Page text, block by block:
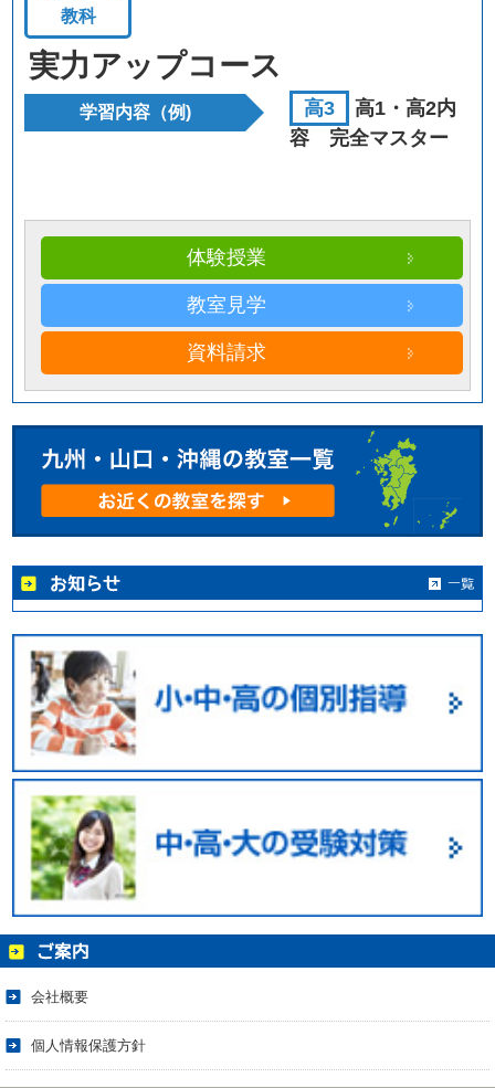
教科
実力アップコース
学習内容（例) 高3
高1・高2内
容 完全マスター
体験授業
教室見学
資料請求
会社概要
個人情報保護方針